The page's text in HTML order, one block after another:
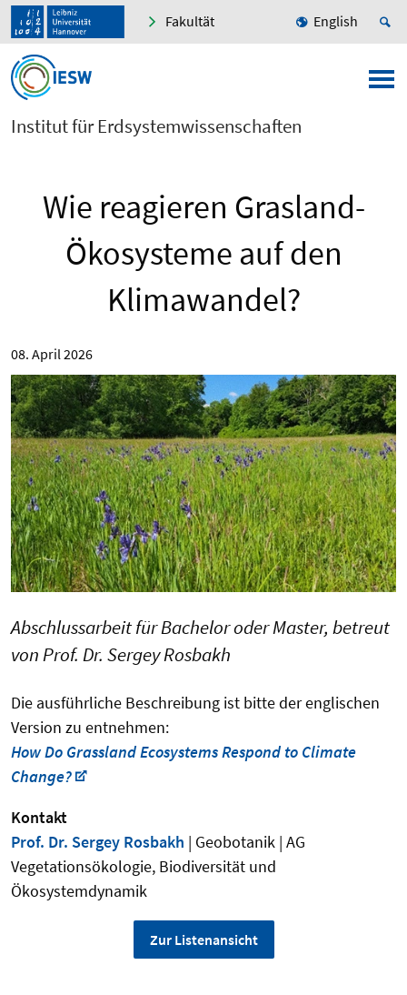
Fakultät English
Institut für Erdsystemwissenschaften
Wie reagieren Grasland-
Ökosysteme auf den
Klimawandel?
08. April 2026
Abschlussarbeit für Bachelor oder Master, betreut
von Prof. Dr. Sergey Rosbakh
Die ausführliche Beschreibung ist bitte der englischen
Version zu entnehmen:
How Do Grassland Ecosystems Respond to Climate
Change?
Kontakt
Prof. Dr. Sergey Rosbakh | Geobotanik | AG
Vegetationsökologie, Biodiversität und
Ökosystemdynamik
Zur Listenansicht